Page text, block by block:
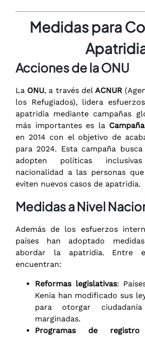
Medidas para
Acciones de la ONU
La ONU, a través delACNUR
los Refugiados), lidera
apatridia mediante campañas
más importantes es la
en 2014 con el objetivo de
para 2024. Esta campaña
adopten políticas
nacionalidad a las personas
eviten nuevos casos de apatridia.
Medidas a Nivel
Además de los esfuerzos
países han adoptado
abordar la apatridia. Entre
encuentran:
Reformas legislativas:
Kenia han modificado sus
para otorgar
marginadas.
Programas de